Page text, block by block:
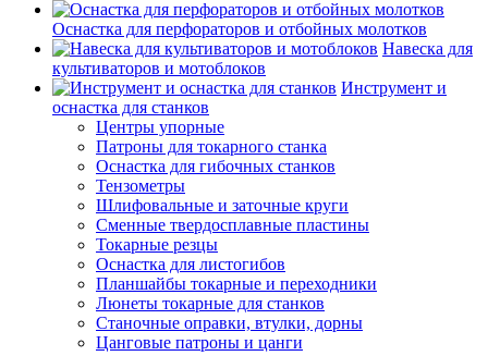
Оснастка для перфораторов и отбойных молотков
Навеска для
культиваторов и мотоблоков
Инструмент и
оснастка для станков
Центры упорные
Патроны для токарного станка
Оснастка для гибочных станков
Тензометры
Шлифовальные и заточные круги
Сменные твердосплавные пластины
Токарные резцы
Оснастка для листогибов
Планшайбы токарные и переходники
Люнеты токарные для станков
Станочные оправки, втулки, дорны
Цанговые патроны и цанги